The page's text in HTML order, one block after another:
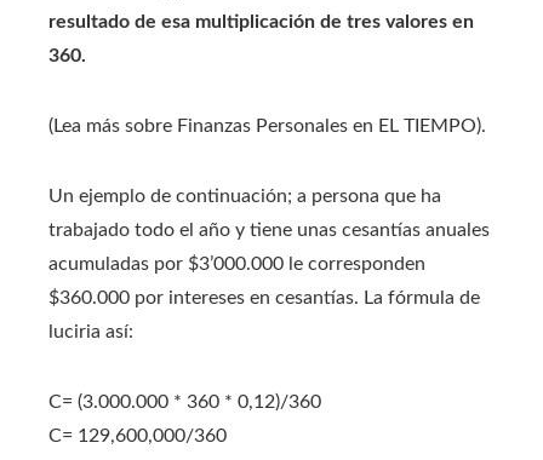
resultado de esa multiplicación de tres valores en
360.
(Lea más sobre Finanzas Personales en EL TIEMPO).
Un ejemplo de continuación; a persona que ha
trabajado todo el año y tiene unas cesantías anuales
acumuladas por $3’000.000 le corresponden
$360.000 por intereses en cesantías. La fórmula de
luciria así:
C= (3.000.000 * 360 * 0,12)/360
C= 129,600,000/360